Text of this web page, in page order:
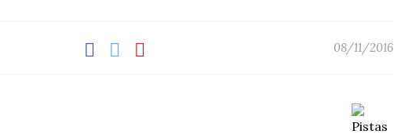
08/11/2016